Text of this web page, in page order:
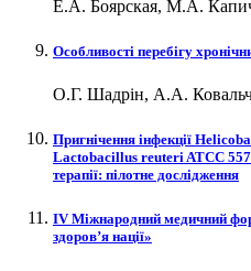
Е.А. Боярская, М.А.
Особливості перебігу
О.Г. Шадрін, А.А.
Пригнічення інфекції
Lactobacillus reuteri ATCC
терапії: пілотне дослідження
IV Міжнародний медичний
здоров’я нації»